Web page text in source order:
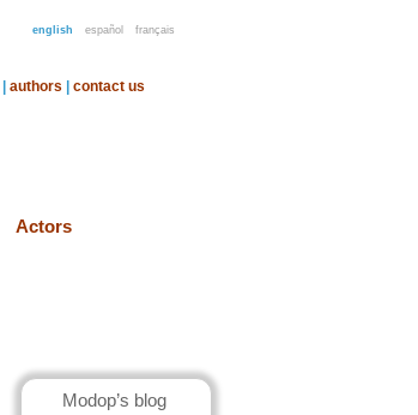
english español français
authors contact us
Actors
Modop’s blog